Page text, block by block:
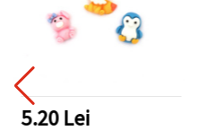
5.20 Lei